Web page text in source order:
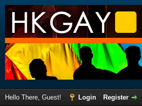
Hello There, Guest! Login
Register